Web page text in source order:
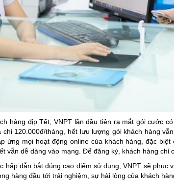
hàng dịp Tết, VNPT lần đầu tiên ra mắt gói cước
120.000đ/tháng, hết lưu lượng gói khách hàng
ứng mọi hoạt động online của khách hàng, đặc
vẫn dễ dàng vào mạng. Để đăng ký, khách hàng
dẫn bắt đúng cao điểm sử dụng, VNPT sẽ
hàng đầu tới trải nghiệm, sự hài lòng của khách